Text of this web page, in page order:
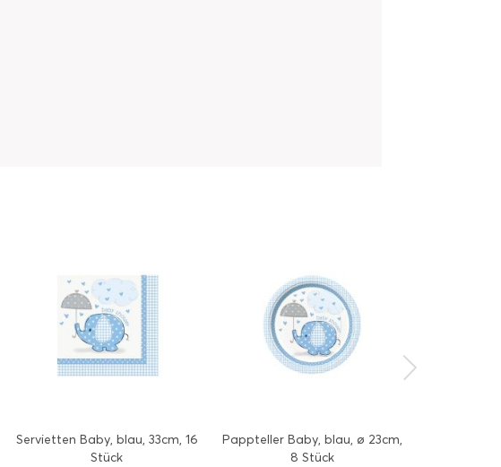
Servietten Baby, blau, 33cm, 16
Stück
Pappteller Baby, blau, ø 23cm,
8 Stück